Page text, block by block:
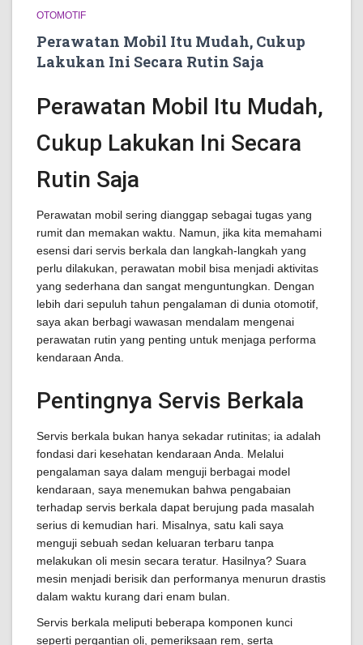
OTOMOTIF
Perawatan Mobil Itu Mudah, Cukup
Lakukan Ini Secara Rutin Saja
Perawatan Mobil Itu Mudah,
Cukup Lakukan Ini Secara
Rutin Saja
Perawatan mobil sering dianggap sebagai tugas yang
rumit dan memakan waktu. Namun, jika kita memahami
esensi dari servis berkala dan langkah-langkah yang
perlu dilakukan, perawatan mobil bisa menjadi aktivitas
yang sederhana dan sangat menguntungkan. Dengan
lebih dari sepuluh tahun pengalaman di dunia otomotif,
saya akan berbagi wawasan mendalam mengenai
perawatan rutin yang penting untuk menjaga performa
kendaraan Anda.
Pentingnya Servis Berkala
Servis berkala bukan hanya sekadar rutinitas; ia adalah
fondasi dari kesehatan kendaraan Anda. Melalui
pengalaman saya dalam menguji berbagai model
kendaraan, saya menemukan bahwa pengabaian
terhadap servis berkala dapat berujung pada masalah
serius di kemudian hari. Misalnya, satu kali saya
menguji sebuah sedan keluaran terbaru tanpa
melakukan oli mesin secara teratur. Hasilnya? Suara
mesin menjadi berisik dan performanya menurun drastis
dalam waktu kurang dari enam bulan.
Servis berkala meliputi beberapa komponen kunci
seperti pergantian oli, pemeriksaan rem, serta